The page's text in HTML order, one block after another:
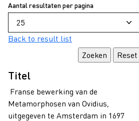
Aantal resultaten per pagina
Back to result list
Titel
Franse bewerking van de
Metamorphosen van Ovidius,
uitgegeven te Amsterdam in 1697